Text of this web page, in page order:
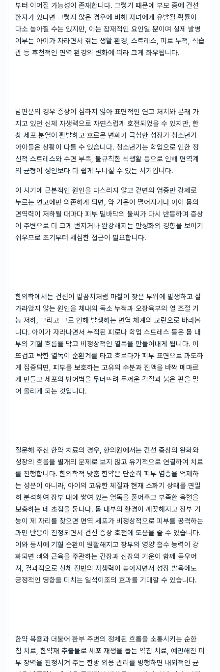
부터 이어질 가능성이 존재합니다. 그렇기 때문에 부모 중에 건선
환자가 있다면 그렇지 않은 경우에 비해 자녀에게 유발될 확률이
다소 높아질 수는 있지만, 이는 잠재적인 요인일 뿐이며 실제 발병
여부는 아이가 자라면서 겪는 생활 환경, 스트레스, 피로 누적, 식습
관 등 후천적인 면역 환경의 변화에 따라 크게 좌우됩니다.
남편분의 경우 증상이 심하지 않아 표면적인 연고 처치와 본래 가
지고 있던 신체 자생력으로 자연스럽게 호전되었을 수 있지만, 한
창 세포 분열이 활발하고 호르몬 변화가 극심한 성장기 청소년기
아이들은 상황이 다를 수 있습니다. 청소년기는 학업으로 인한 정
신적 스트레스와 수면 부족, 불규칙한 식생활 등으로 인해 면역계
의 균형이 성인보다 더 쉽게 무너질 수 있는 시기입니다.
이 시기에 근본적인 원인을 다스리지 않고 겉면의 염증만 강제로
누르는 연고에만 의존하게 되면, 약 기운이 떨어지거나 아이 몸의
면역력이 저하될 때마다 피부 밑바닥의 불씨가 다시 반등하며 증상
이 주변으로 더 크게 번지거나 완강해지는 만성화의 경향을 보이기
쉬우므로 초기부터 세심한 접근이 필요합니다.
한의학에서는 건선이 팔꿈치처럼 마찰이 잦은 부위에 발생하고 잘
가라앉지 않는 원인을 체내의 독소 누적과 오장육부의 열 조절 기
능 저하, 그리고 그로 인해 발생하는 면역 체계의 교란으로 바라봅
니다. 아이가 자라나면서 누적된 피로나 학업 스트레스 등은 몸 내
부의 기혈 흐름을 막고 비정상적인 열독을 만들어내게 됩니다. 이
뜨겁고 탁한 열독이 순환계를 타고 흐르다가 피부 표면으로 과도하
게 집중되면, 피부를 보호하는 고유의 수분과 진액을 바짝 메마르
게 만들고 세포의 방어벽을 무너뜨려 두꺼운 각질과 붉은 판을 밀
어 올리게 되는 것입니다.
질문해 주신 한약 치료의 경우, 한의원에서는 건선 증상의 완화와
성장의 흐름을 별개의 문제로 보지 않고 유기적으로 연결하여 치료
를 진행합니다. 한의학적 맞춤 한약은 단순히 피부 염증을 억제하
는 성분이 아니라, 아이의 고유한 체질과 현재 소화기 상태를 면밀
히 분석하여 장부 내에 쌓여 있는 열독을 풀어주고 부족한 음혈을
보충하는 데 초점을 둡니다. 몸 내부의 환경이 깨끗해지고 장부 기
능이 제 자리를 찾으면 면역 세포가 비정상적으로 피부를 공격하는
과민 반응이 진정되면서 건선 증상 호전에 도움을 줄 수 있습니다.
이와 동시에 기혈 순환이 원활해지고 장부의 영양 흡수 능력이 강
화되면 뼈와 근육을 주관하는 간장과 신장의 기운이 함께 돋우어
져, 결과적으로 신체 전반의 자생력이 높아지면서 성장 발육에도
긍정적인 영향을 미치는 일석이조의 효과를 기대할 수 있습니다.
한약 복용과 더불어 환부 주변의 정체된 흐름을 소통시키는 순한
침 치료, 한약재 추출물로 세포 재생을 돕는 약침 치료, 예민해진 피
부 장벽을 진정시켜 주는 한방 외용 관리를 병행하면 내외적인 균